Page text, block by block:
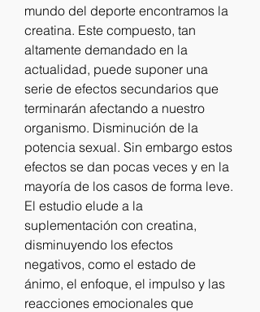
mundo del deporte encontramos la
creatina. Este compuesto, tan
altamente demandado en la
actualidad, puede suponer una
serie de efectos secundarios que
terminarán afectando a nuestro
organismo. Disminución de la
potencia sexual. Sin embargo estos
efectos se dan pocas veces y en la
mayoría de los casos de forma leve.
El estudio elude a la
suplementación con creatina,
disminuyendo los efectos
negativos, como el estado de
ánimo, el enfoque, el impulso y las
reacciones emocionales que